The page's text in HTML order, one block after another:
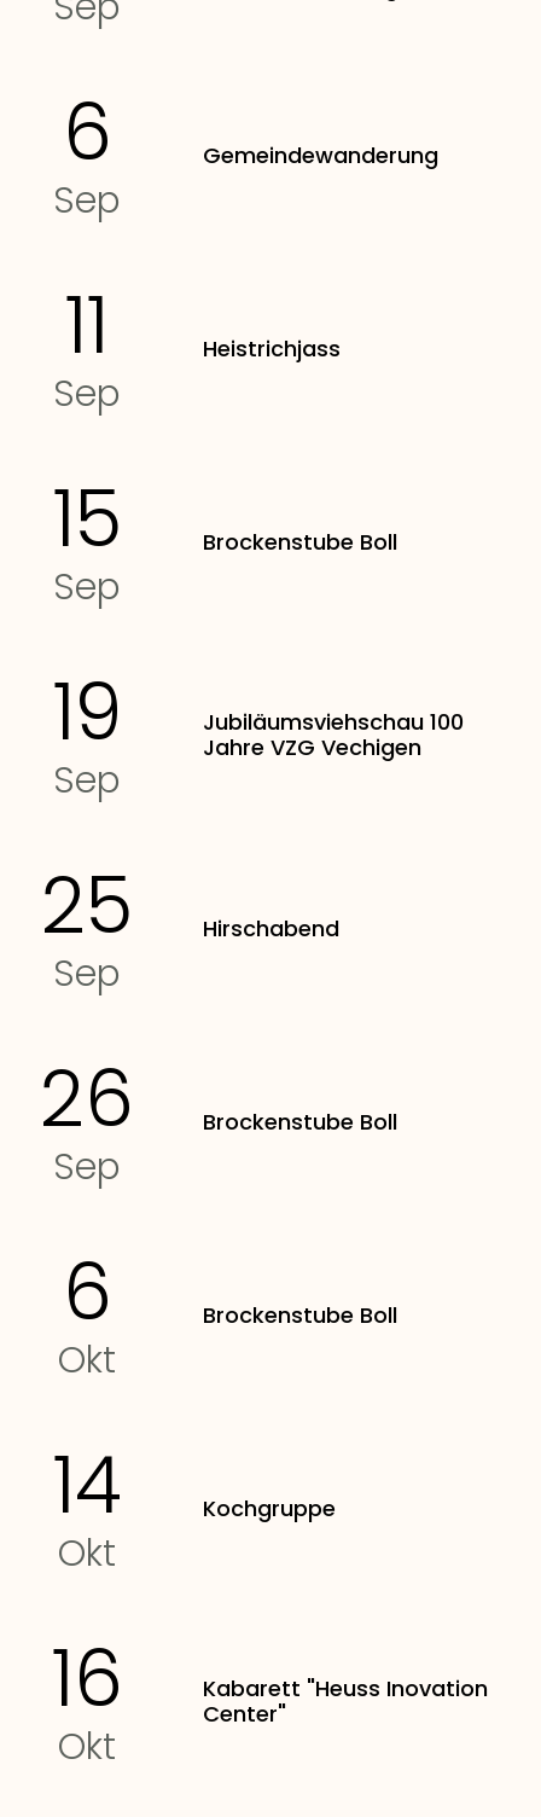
6
Sep
Gemeindewanderung
11
Sep
Heistrichjass
15
Sep
Brockenstube Boll
19
Sep
Jubiläumsviehschau 100
Jahre VZG Vechigen
25
Sep
Hirschabend
26
Sep
Brockenstube Boll
6
Okt
Brockenstube Boll
14
Okt
Kochgruppe
16
Okt
Kabarett "Heuss Inovation
Center"